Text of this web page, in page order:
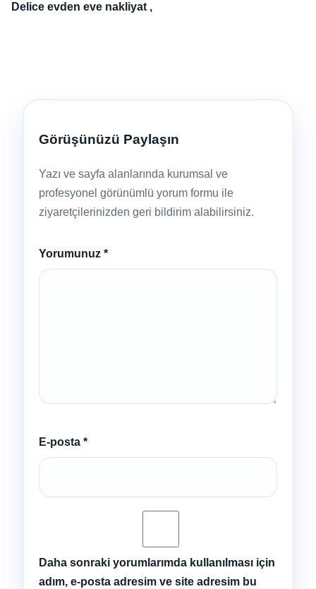
Delice evden eve nakliyat ,
Görüşünüzü Paylaşın
Yazı ve sayfa alanlarında kurumsal ve
profesyonel görünümlü yorum formu ile
ziyaretçilerinizden geri bildirim alabilirsiniz.
Yorumunuz *
E-posta *
Daha sonraki yorumlarımda kullanılması için
adım, e-posta adresim ve site adresim bu